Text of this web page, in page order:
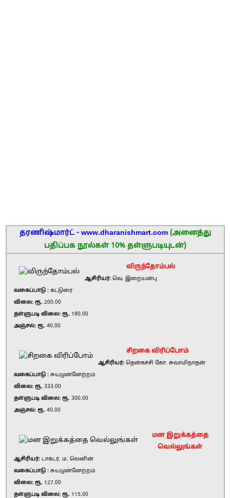
தரணிஷ்மார்ட் - www.dharanishmart.com (அனைத்து
பதிப்பக நூல்கள் 10% தள்ளுபடியுடன்)
விருந்தோம்பல்
ஆசிரியர்: வெ. இறையன்பு
வகைப்பாடு : கட்டுரை
விலை: ரூ. 200.00
தள்ளுபடி விலை: ரூ. 180.00
அஞ்சல்: ரூ. 40.00
சிறகை விரிப்போம்
ஆசிரியர்: தென்கச்சி கோ. சுவாமிநாதன்
வகைப்பாடு : சுயமுன்னேற்றம்
விலை: ரூ. 333.00
தள்ளுபடி விலை: ரூ. 300.00
அஞ்சல்: ரூ. 40.00
மன இறுக்கத்தை
வெல்லுங்கள்
ஆசிரியர்: டாக்டர். ம. லெனின்
வகைப்பாடு : சுயமுன்னேற்றம்
விலை: ரூ. 127.00
தள்ளுபடி விலை: ரூ. 115.00